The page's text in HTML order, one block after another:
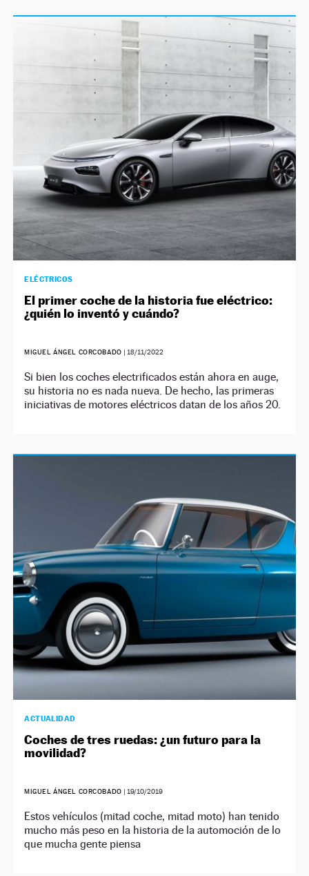
ELÉCTRICOS
El primer coche de la historia fue eléctrico:
¿quién lo inventó y cuándo?
MIGUEL ÁNGEL CORCOBADO | 18/11/2022
Si bien los coches electrificados están ahora en auge,
su historia no es nada nueva. De hecho, las primeras
iniciativas de motores eléctricos datan de los años 20.
ACTUALIDAD
Coches de tres ruedas: ¿un futuro para la
movilidad?
MIGUEL ÁNGEL CORCOBADO | 19/10/2019
Estos vehículos (mitad coche, mitad moto) han tenido
mucho más peso en la historia de la automoción de lo
que mucha gente piensa